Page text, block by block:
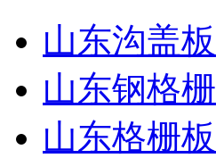
山东沟盖板
山东钢格栅
山东格栅板